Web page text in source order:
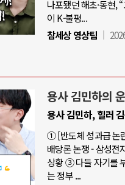
나포됐던 해초·동현,
이 K-불평...
참세상 영상팀
용사 김민하의
용사 김민하, 힐러
① [반도체 성과급 논
배당론 논쟁 - 삼성
상황 ③ 다들 자기를
는 정부 ...